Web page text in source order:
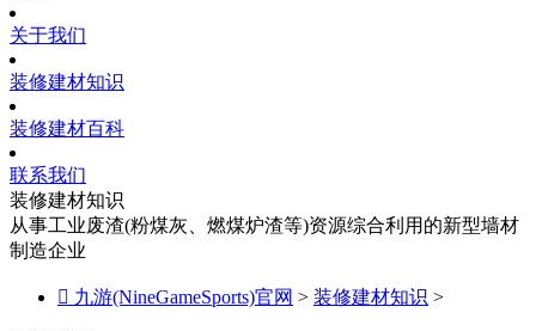
关于我们
装修建材知识
装修建材百科
联系我们
装修建材知识
从事工业废渣(粉煤灰、燃煤炉渣等)资源综合利用的新型墙材
制造企业
 九游(NineGameSports)官网 > 装修建材知识 >